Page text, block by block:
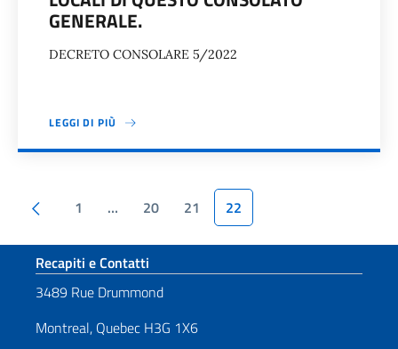
GENERALE.
DECRETO CONSOLARE 5/2022
LEGGI DI PIÙ
Paginazione
Pagina precedente
1 … 20 21 22
Sezione footer
Recapiti e Contatti
3489 Rue Drummond
Montreal, Quebec H3G 1X6